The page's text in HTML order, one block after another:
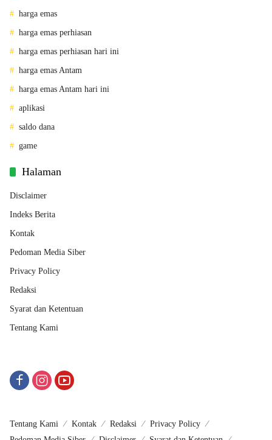
harga emas
harga emas perhiasan
harga emas perhiasan hari ini
harga emas Antam
harga emas Antam hari ini
aplikasi
saldo dana
game
Halaman
Disclaimer
Indeks Berita
Kontak
Pedoman Media Siber
Privacy Policy
Redaksi
Syarat dan Ketentuan
Tentang Kami
Tentang Kami Kontak Redaksi
Privacy Policy